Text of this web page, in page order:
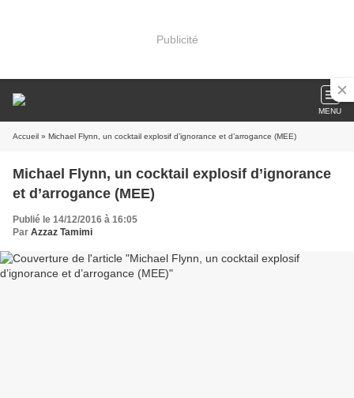
Publicité
MENU
Accueil » Michael Flynn, un cocktail explosif d’ignorance et d’arrogance (MEE)
Michael Flynn, un cocktail explosif d’ignorance
et d’arrogance (MEE)
Publié le 14/12/2016 à 16:05
Par Azzaz Tamimi